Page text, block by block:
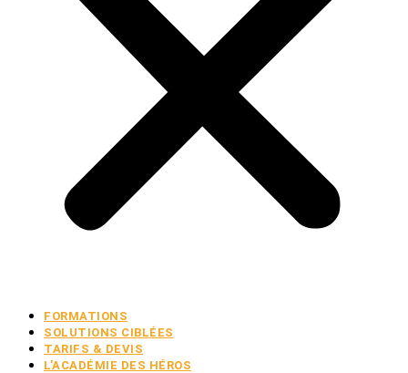
FORMATIONS
SOLUTIONS CIBLÉES
TARIFS & DEVIS
L’ACADÉMIE DES HÉROS